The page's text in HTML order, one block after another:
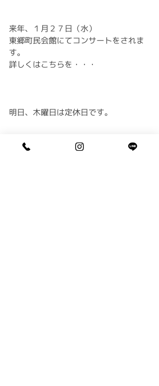
来年、１月２７日（水）
東郷町民会館にてコンサートをされま
す。
詳しくはこちらを・・・
明日、木曜日は定休日です。